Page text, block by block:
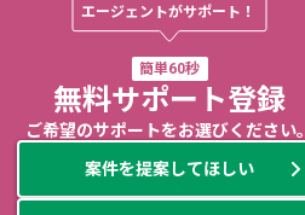
エージェントがサポート！
簡単60秒
無料サポート登録
ご希望のサポートをお選びください。
案件を提案してほしい